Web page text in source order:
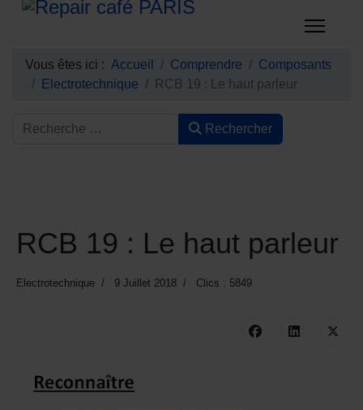
Vous êtes ici : Accueil Comprendre
Composants
Electrotechnique
RCB 19 : Le haut parleur
Rechercher
RCB 19 : Le haut parleur
Electrotechnique 9 Juillet 2018 Clics : 5849